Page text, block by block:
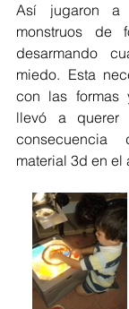
Así jugaron a
monstruos de
desarmando
miedo. Esta
con las formas
llevó a querer
material 3d en el